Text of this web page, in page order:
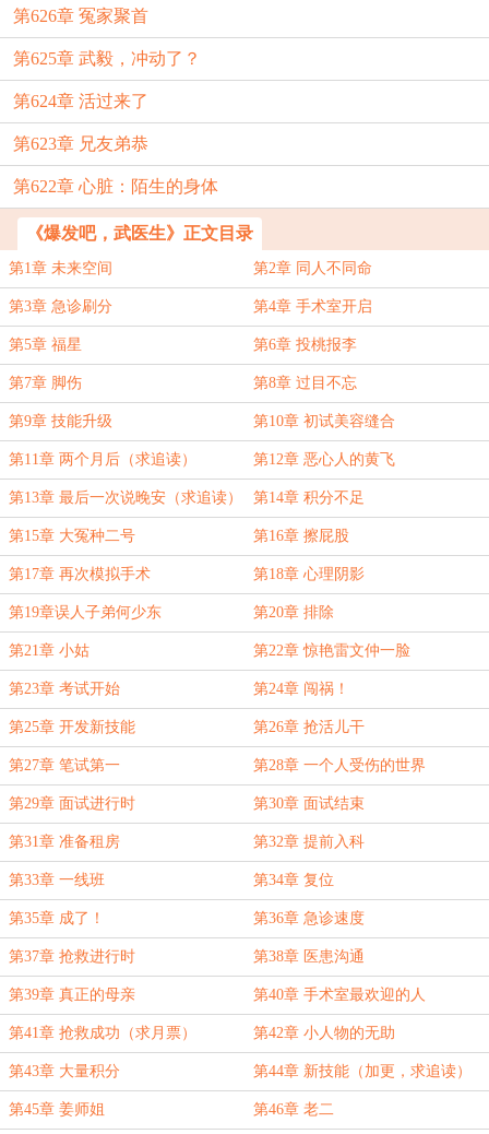
第626章 冤家聚首
第625章 武毅，冲动了？
第624章 活过来了
第623章 兄友弟恭
第622章 心脏：陌生的身体
《爆发吧，武医生》正文目录
第1章 未来空间 第2章 同人不同命
第3章 急诊刷分 第4章 手术室开启
第5章 福星 第6章 投桃报李
第7章 脚伤 第8章 过目不忘
第9章 技能升级 第10章 初试美容缝合
第11章 两个月后（求追读） 第12章 恶心人的黄飞
第13章 最后一次说晚安（求追读） 第14章 积分不足
第15章 大冤种二号 第16章 擦屁股
第17章 再次模拟手术 第18章 心理阴影
第19章误人子弟何少东 第20章 排除
第21章 小姑 第22章 惊艳雷文仲一脸
第23章 考试开始 第24章 闯祸！
第25章 开发新技能 第26章 抢活儿干
第27章 笔试第一 第28章 一个人受伤的世界
第29章 面试进行时 第30章 面试结束
第31章 准备租房 第32章 提前入科
第33章 一线班 第34章 复位
第35章 成了！ 第36章 急诊速度
第37章 抢救进行时 第38章 医患沟通
第39章 真正的母亲 第40章 手术室最欢迎的人
第41章 抢救成功（求月票） 第42章 小人物的无助
第43章 大量积分 第44章 新技能（加更，求追读）
第45章 姜师姐 第46章 老二